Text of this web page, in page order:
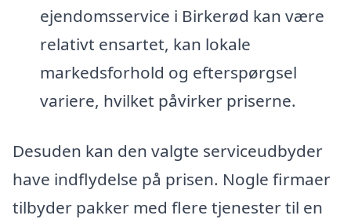
ejendomsservice i Birkerød kan være
relativt ensartet, kan lokale
markedsforhold og efterspørgsel
variere, hvilket påvirker priserne.
Desuden kan den valgte serviceudbyder
have indflydelse på prisen. Nogle firmaer
tilbyder pakker med flere tjenester til en